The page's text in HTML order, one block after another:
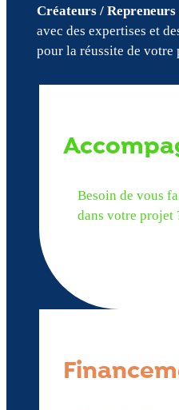
Créateurs / Repreneurs
avec des expertises et
pour la réussite de votre
Besoin de vous
dans votre projet